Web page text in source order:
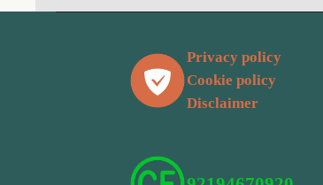
Privacy policy
Cookie policy
Disclaimer